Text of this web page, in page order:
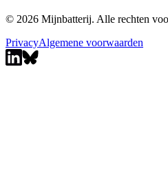
© 2026 Mijnbatterij. Alle rechten
PrivacyAlgemene voorwaarden